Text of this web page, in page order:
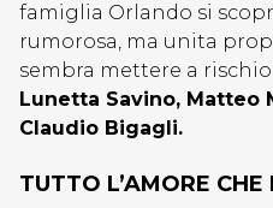
famiglia Orlando si
rumorosa, ma unita
sembra mettere a
Lunetta Savino, Matteo
Claudio Bigagli.
TUTTO L’AMORE CHE